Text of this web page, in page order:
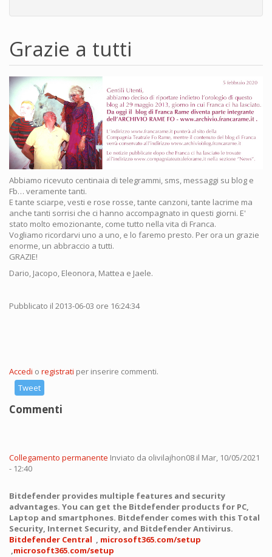
Grazie a tutti
Abbiamo ricevuto centinaia di telegrammi, sms, messaggi su blog e
Fb… veramente tanti.
E tante sciarpe, vesti e rose rosse, tante canzoni, tante lacrime ma
anche tanti sorrisi che ci hanno accompagnato in questi giorni. E'
stato molto emozionante, come tutto nella vita di Franca.
Vogliamo ricordarvi uno a uno, e lo faremo presto. Per ora un grazie
enorme, un abbraccio a tutti.
GRAZIE!
Dario, Jacopo, Eleonora, Mattea e Jaele.
Pubblicato il 2013-06-03 ore 16:24:34
Accedi o registrati per inserire commenti.
Tweet
Commenti
Collegamento permanente Inviato da olivilajhon08 il Mar, 10/05/2021
- 12:40
Bitdefender provides multiple features and security
advantages. You can get the Bitdefender products for PC,
Laptop and smartphones. Bitdefender comes with this Total
Security, Internet Security, and Bitdefender Antivirus.
Bitdefender Central , microsoft365.com/setup
,microsoft365.com/setup